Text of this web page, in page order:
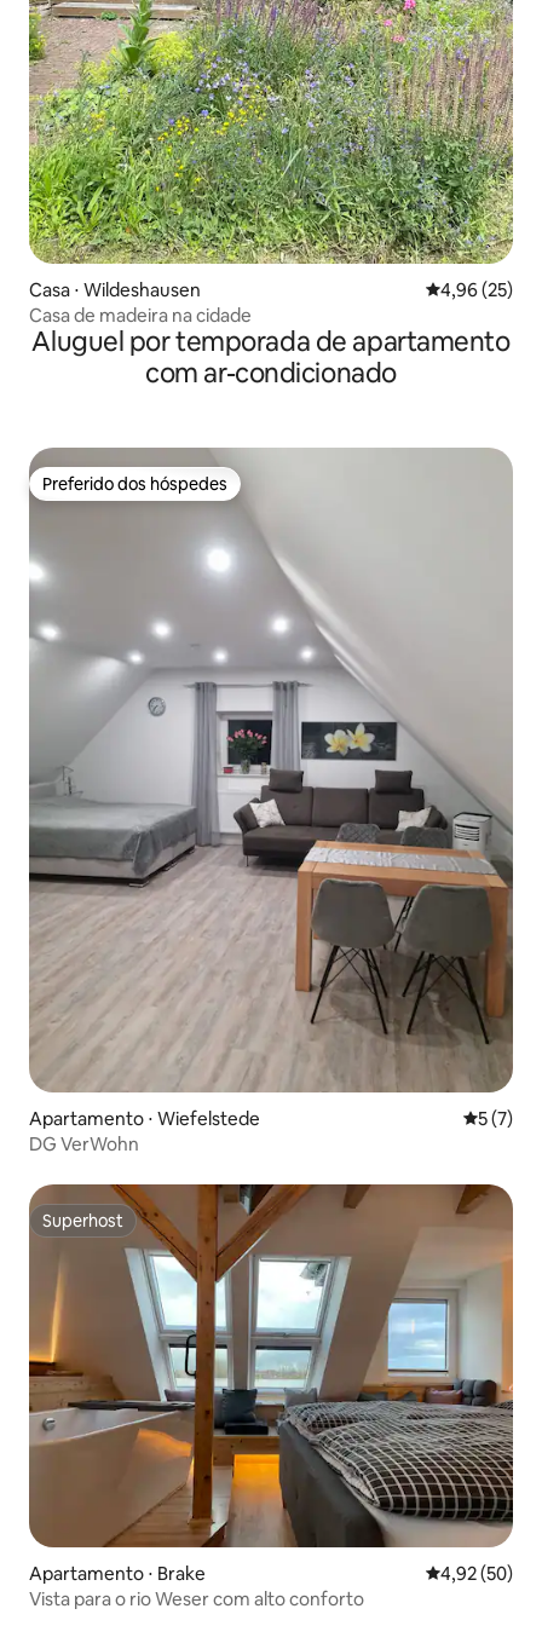
Casa ⋅ Wildeshausen 4,96 de uma
4,96 (25)
Casa de madeira na cidade
Aluguel por temporada de apartamento
com ar-condicionado
Preferido dos hóspedes
Preferido dos hóspedes
Apartamento ⋅ Wiefelstede 5 de
5 (7)
DG VerWohn
Superhost
Superhost
Apartamento ⋅ Brake 4,92 de uma
4,92 (50)
Vista para o rio Weser com alto conforto